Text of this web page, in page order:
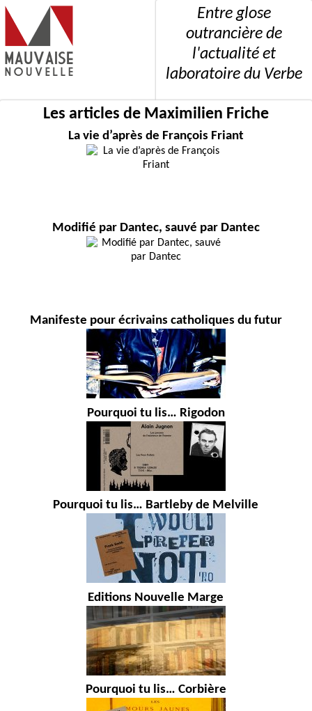
Entre glose
outrancière de
l'actualité et
laboratoire du Verbe
Les articles de Maximilien Friche
La vie d’après de François Friant
Modifié par Dantec, sauvé par Dantec
Manifeste pour écrivains catholiques du futur
Pourquoi tu lis… Rigodon
Pourquoi tu lis… Bartleby de Melville
Editions Nouvelle Marge
Pourquoi tu lis… Corbière